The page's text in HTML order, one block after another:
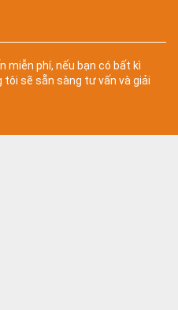
miễn phí, nếu bạn có bất kì
sẽ sẵn sàng tư vấn và giải